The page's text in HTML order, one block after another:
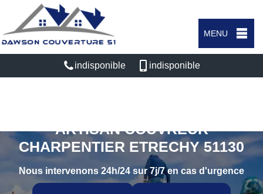
MENU
indisponible indisponible
ARTISAN COUVREUR
CHARPENTIER ETRECHY 51130
Nous intervenons 24h/24 sur 7j/7 en cas d'urgence